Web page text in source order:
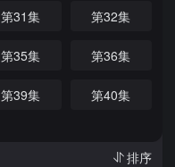
第31集 第32集
第35集 第36集
第39集 第40集
排序